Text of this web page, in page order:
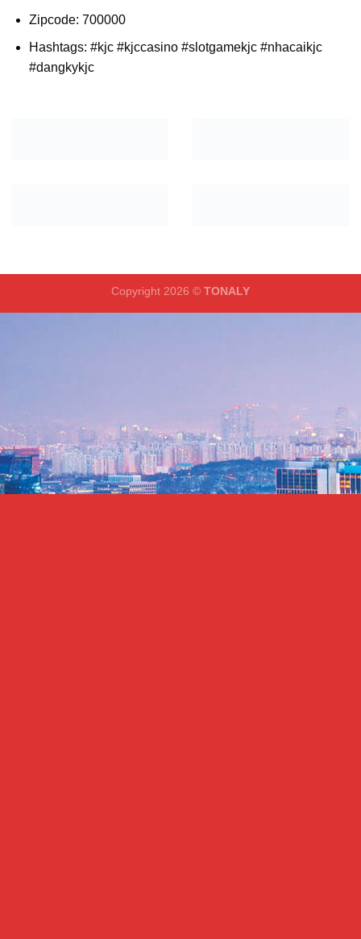
Zipcode: 700000
Hashtags: #kjc #kjccasino #slotgamekjc #nhacaikjc
#dangkykjc
Copyright 2026 © TONALY